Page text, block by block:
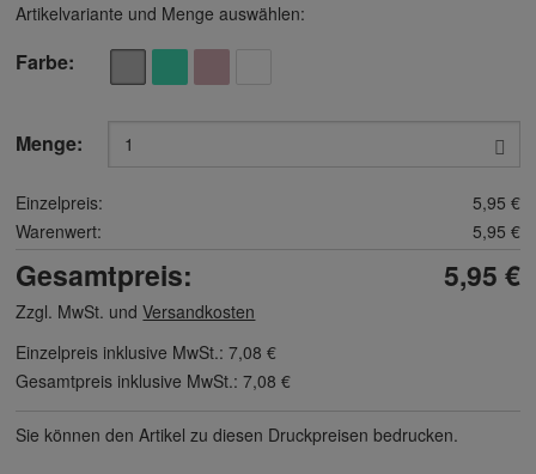
Artikelvariante und Menge auswählen:
Farbe
Menge:
Einzelpreis:
5,95 €
Warenwert:
5,95 €
Gesamtpreis: 5,95 €
Zzgl. MwSt. undVersandkosten
Einzelpreis inklusive MwSt.:7,08 €
Gesamtpreis inklusive MwSt.:7,08 €
Sie können den Artikel zu diesen Druck­preisen bedrucken.